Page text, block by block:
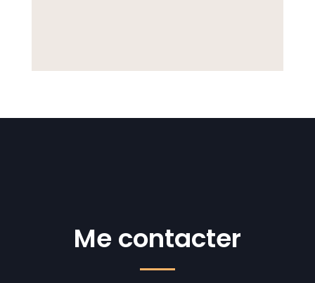
Me contacter